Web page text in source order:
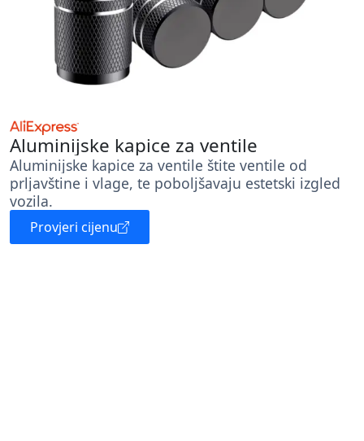
Aluminijske kapice za ventile
Aluminijske kapice za ventile štite ventile od
prljavštine i vlage, te poboljšavaju estetski izgled
vozila.
Provjeri cijenu